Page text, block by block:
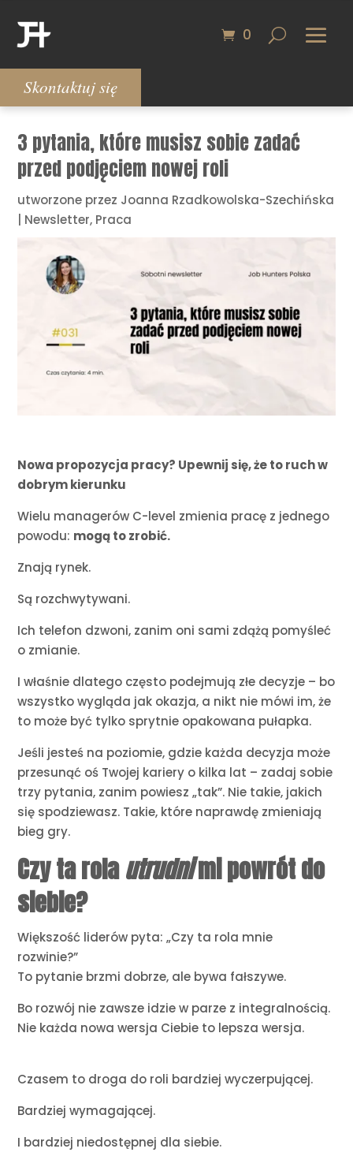
0
Skontaktuj się
3 pytania, które musisz sobie zadać
przed podjęciem nowej roli
utworzone przez Joanna Rzadkowolska-Szechińska
| Newsletter, Praca
Nowa propozycja pracy? Upewnij się, że to ruch w
dobrym kierunku
Wielu managerów C-level zmienia pracę z jednego
powodu: mogą to zrobić.
Znają rynek.
Są rozchwytywani.
Ich telefon dzwoni, zanim oni sami zdążą pomyśleć
o zmianie.
I właśnie dlatego często podejmują złe decyzje – bo
wszystko wygląda jak okazja, a nikt nie mówi im, że
to może być tylko sprytnie opakowana pułapka.
Jeśli jesteś na poziomie, gdzie każda decyzja może
przesunąć oś Twojej kariery o kilka lat – zadaj sobie
trzy pytania, zanim powiesz „tak”. Nie takie, jakich
się spodziewasz. Takie, które naprawdę zmieniają
bieg gry.
Czy ta rolautrudnimi powrót do
siebie?
Większość liderów pyta: „Czy ta rola mnie
rozwinie?”
To pytanie brzmi dobrze, ale bywa fałszywe.
Bo rozwój nie zawsze idzie w parze z integralnością.
Nie każda nowa wersja Ciebie to lepsza wersja.
Czasem to droga do roli bardziej wyczerpującej.
Bardziej wymagającej.
I bardziej niedostępnej dla siebie.